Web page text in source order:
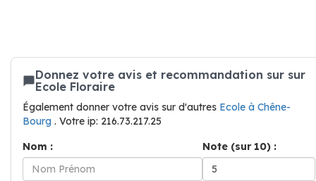
Donnez votre avis et recommandation sur sur
Ecole Floraire
Également donner votre avis sur d'autres Ecole à Chêne-
Bourg . Votre ip: 216.73.217.25
Nom :
Note (sur 10) :